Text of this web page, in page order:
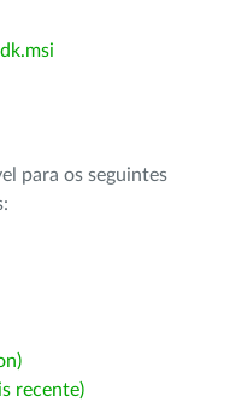
para os seguintes
recente)